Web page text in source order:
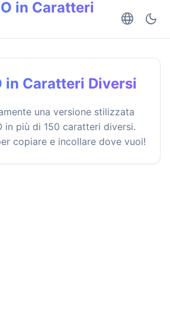
in Caratteri
language dark_mode
in Caratteri Diversi
una versione stilizzata
in più di 150 caratteri diversi.
copiare e incollare dove vuoi!